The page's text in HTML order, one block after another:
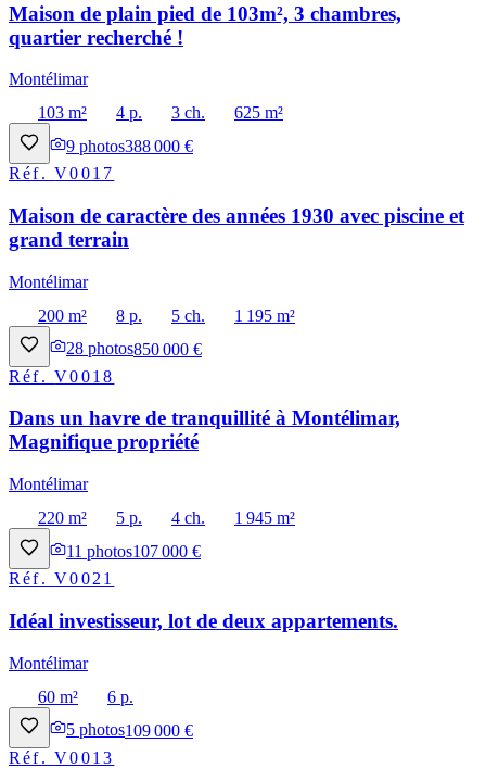
Maison de plain pied de 103m², 3 chambres,
quartier recherché !
Montélimar
103 m²
4 p. 3 ch.
625 m²
9 photos388 000 €
Réf.V0017
Maison de caractère des années 1930 avec piscine et
grand terrain
Montélimar
200 m²
8 p. 5 ch.
1 195 m²
28 photos850 000 €
Réf.V0018
Dans un havre de tranquillité à Montélimar,
Magnifique propriété
Montélimar
220 m²
5 p. 4 ch.
1 945 m²
11 photos107 000 €
Réf.V0021
Idéal investisseur, lot de deux appartements.
Montélimar
60 m²
6 p.
5 photos109 000 €
Réf.V0013